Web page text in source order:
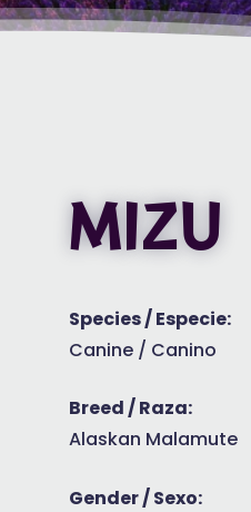
MIZU
Species / Especie:
Canine / Canino
Breed / Raza:
Alaskan Malamute
Gender / Sexo: